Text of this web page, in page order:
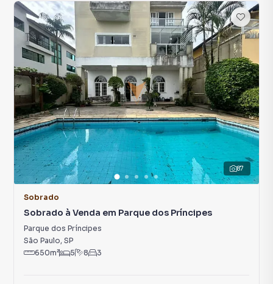
87
Sobrado
Sobrado à Venda em Parque dos Príncipes
Parque dos Príncipes
São Paulo, SP
650m² 5 8 3